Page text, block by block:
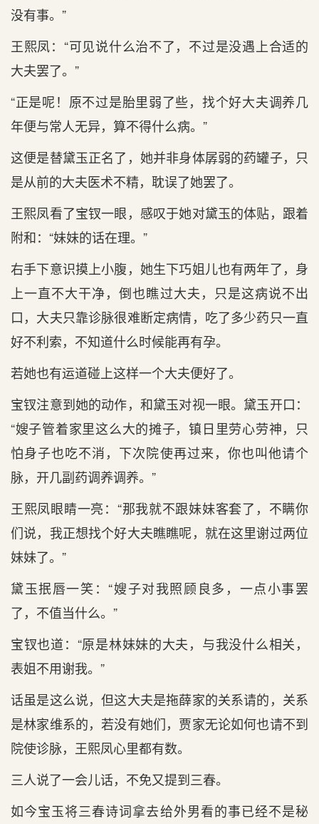
没有事。”
王熙凤：“可见说什么治不了，不过是没遇上合适的
大夫罢了。”
“正是呢！原不过是胎里弱了些，找个好大夫调养几
年便与常人无异，算不得什么病。”
这便是替黛玉正名了，她并非身体孱弱的药罐子，只
是从前的大夫医术不精，耽误了她罢了。
王熙凤看了宝钗一眼，感叹于她对黛玉的体贴，跟着
附和：“妹妹的话在理。”
右手下意识摸上小腹，她生下巧姐儿也有两年了，身
上一直不大干净，倒也瞧过大夫，只是这病说不出
口，大夫只靠诊脉很难断定病情，吃了多少药只一直
好不利索，不知道什么时候能再有孕。
若她也有运道碰上这样一个大夫便好了。
宝钗注意到她的动作，和黛玉对视一眼。黛玉开口：
“嫂子管着家里这么大的摊子，镇日里劳心劳神，只
怕身子也吃不消，下次院使再过来，你也叫他请个
脉，开几副药调养调养。”
王熙凤眼睛一亮：“那我就不跟妹妹客套了，不瞒你
们说，我正想找个好大夫瞧瞧呢，就在这里谢过两位
妹妹了。”
黛玉抿唇一笑：“嫂子对我照顾良多，一点小事罢
了，不值当什么。”
宝钗也道：“原是林妹妹的大夫，与我没什么相关，
表姐不用谢我。”
话虽是这么说，但这大夫是拖薛家的关系请的，关系
是林家维系的，若没有她们，贾家无论如何也请不到
院使诊脉，王熙凤心里都有数。
三人说了一会儿话，不免又提到三春。
如今宝玉将三春诗词拿去给外男看的事已经不是秘